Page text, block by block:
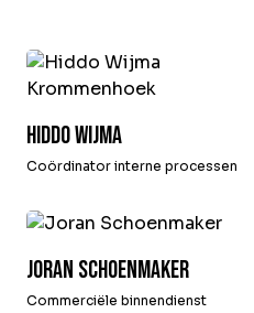
Hiddo Wijma
Coördinator interne processen
Joran Schoenmaker
Commerciële binnendienst